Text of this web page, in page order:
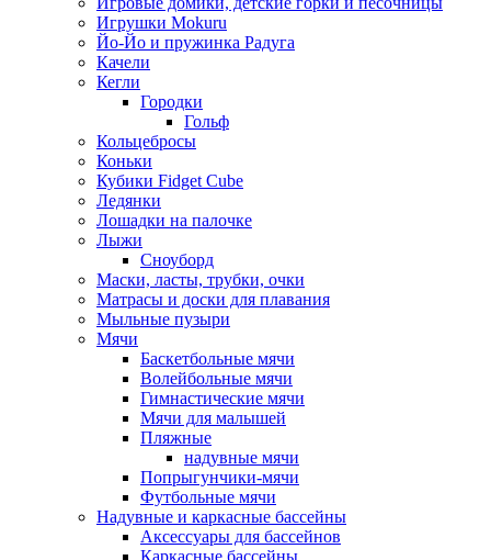
Игрушки Mokuru
Йо-Йо и пружинка Радуга
Качели
Кегли
Городки
Гольф
Кольцебросы
Коньки
Кубики Fidget Cube
Ледянки
Лошадки на палочке
Лыжи
Сноуборд
Маски, ласты, трубки, очки
Матрасы и доски для плавания
Мыльные пузыри
Мячи
Баскетбольные мячи
Волейбольные мячи
Гимнастические мячи
Мячи для малышей
Пляжные
надувные мячи
Попрыгунчики-мячи
Футбольные мячи
Надувные и каркасные бассейны
Аксессуары для бассейнов
Каркасные бассейны